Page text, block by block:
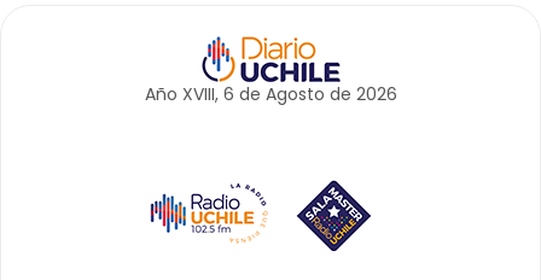
Año XVIII, 6 de Agosto de 2026